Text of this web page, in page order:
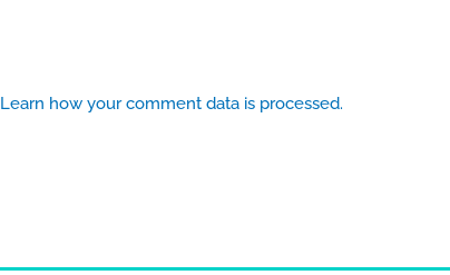
Learn how your comment data is processed.